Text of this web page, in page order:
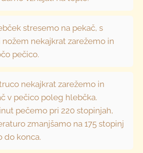
stresemo na pekač, s
nožem nekajkrat zarežemo in
pečico.
nekajkrat zarežemo in
v pečico poleg hlebčka.
pečemo pri 220 stopinjah,
zmanjšamo na 175 stopinj
do konca.